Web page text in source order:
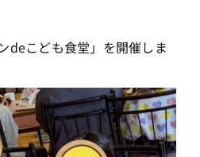
deこども食堂」を開催しま